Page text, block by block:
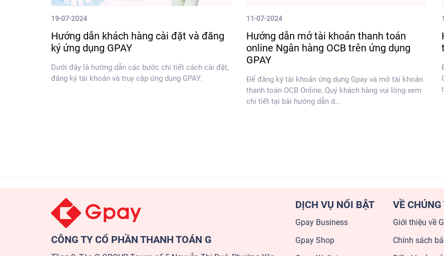
19-07-2024
Hướng dẫn khách hàng cài đặt và đăng
ký ứng dụng GPAY
Dưới đây là hướng dẫn các bước chi tiết cách cài đặt,
đăng ký tài khoản và truy cập ứng dụng GPAY:
11-07-2024
Hướng dẫn mở tài khoản thanh toán
online Ngân hàng OCB trên ứng dụng
GPAY
Để đăng ký tài khoản ứng dụng Gpay và mở tài khoản
thanh toán OCB Online, Quý khách hàng vui lòng xem
chi tiết tại bài hướng dẫn d...
CÔNG TY CỔ PHẦN THANH TOÁN G
DỊCH VỤ NỔI BẬT
Gpay Business
Gpay Shop
VỀ CHÚNG
Giới thiệu về
Chính sách